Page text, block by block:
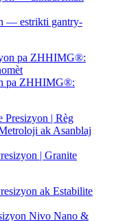
— estrikti gantry-
pa ZHHIMG®:
| Granite
Nivo Nano &